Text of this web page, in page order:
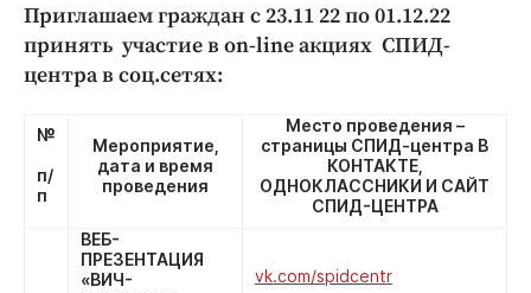
Приглашаем граждан с 23.11 22 по 01.12.22
принять участие в on-line акциях СПИД-
центра в соц.сетях:
№
п/
п
Мероприятие,
дата и время
проведения
Место проведения –
страницы СПИД-центра В
КОНТАКТЕ,
ОДНОКЛАССНИКИ И САЙТ
СПИД-ЦЕНТРА
ВЕБ-
ПРЕЗЕНТАЦИЯ
«ВИЧ-
vk.com/spidcentr